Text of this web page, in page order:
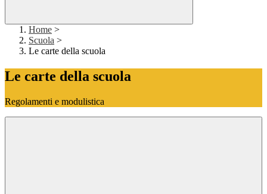
Home >
Scuola >
Le carte della scuola
Le carte della scuola
Regolamenti e modulistica